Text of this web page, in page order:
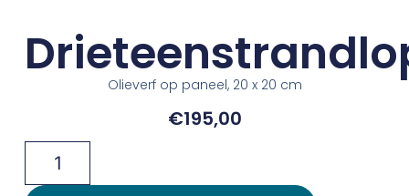
Olieverf op paneel, 20 x 20 cm
€195,00